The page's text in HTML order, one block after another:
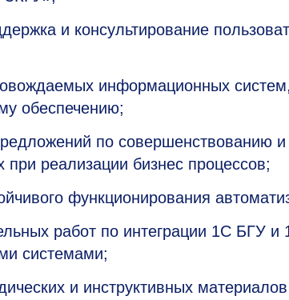
и консультирование
информационных
обеспечению;
по совершенствованию
при реализации бизнес процессов;
функционирования
работ по интеграции 1С БГУ
системами;
и инструктивных